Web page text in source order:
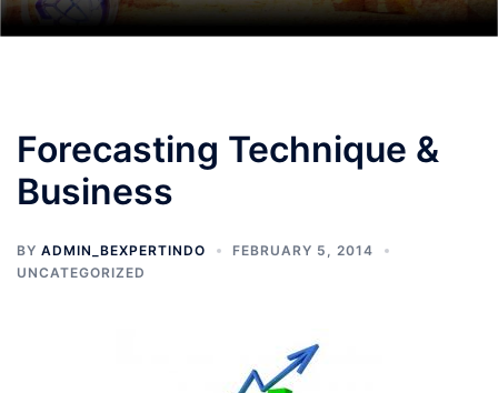
Forecasting Technique &
Business
BY ADMIN_BEXPERTINDO
FEBRUARY 5, 2014
UNCATEGORIZED